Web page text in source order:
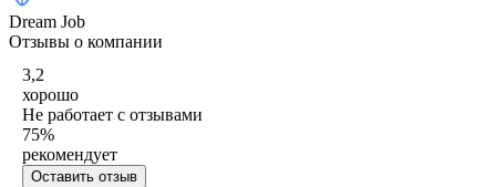
Dream Job
Отзывы о компании
3,2
хорошо
Не работает с отзывами
75%
рекомендует
Оставить отзыв